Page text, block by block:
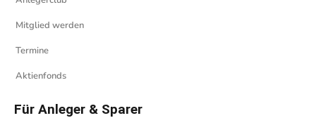
Mitglied werden
Termine
Aktienfonds
Für Anleger & Sparer